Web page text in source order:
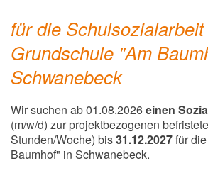
für die
Grundschule "Am
Schwanebeck
Wir suchen ab 01.08.2026einen
(m/w/d) zur projektbezogenen
Stunden/Woche) bis31.12.2027für
Baumhof" in Schwanebeck.